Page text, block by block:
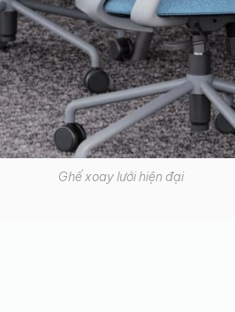
Ghế xoay lưới hiện đại